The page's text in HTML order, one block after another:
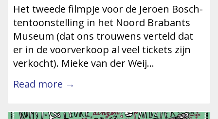
Het tweede filmpje voor de Jeroen Bosch-
tentoonstelling in het Noord Brabants
Museum (dat ons trouwens verteld dat
er in de voorverkoop al veel tickets zijn
verkocht). Mieke van der Weij…
Read more →